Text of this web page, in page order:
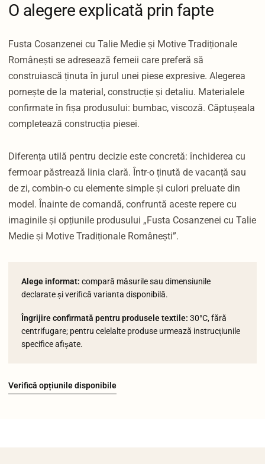
O alegere explicată prin fapte
Fusta Cosanzenei cu Talie Medie și Motive Tradiționale
Românești se adresează femeii care preferă să
construiască ținuta în jurul unei piese expresive. Alegerea
pornește de la material, construcție și detaliu. Materialele
confirmate în fișa produsului: bumbac, viscoză. Căptușeala
completează construcția piesei.
Diferența utilă pentru decizie este concretă: închiderea cu
fermoar păstrează linia clară. Într-o ținută de vacanță sau
de zi, combin-o cu elemente simple și culori preluate din
model. Înainte de comandă, confruntă aceste repere cu
imaginile și opțiunile produsului „Fusta Cosanzenei cu Talie
Medie și Motive Tradiționale Românești”.
Alege informat: compară măsurile sau dimensiunile
declarate și verifică varianta disponibilă.
Îngrijire confirmată pentru produsele textile: 30°C, fără
centrifugare; pentru celelalte produse urmează instrucțiunile
specifice afișate.
Verifică opțiunile disponibile